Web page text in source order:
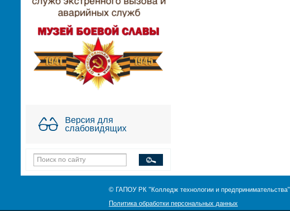
Версия для
слабовидящих
© ГАПОУ РК "Колледж технологии и предпринимательства"
Политика обработки персональных данных